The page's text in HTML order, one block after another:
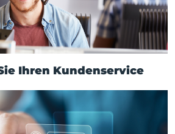
Ihren Kundenservice